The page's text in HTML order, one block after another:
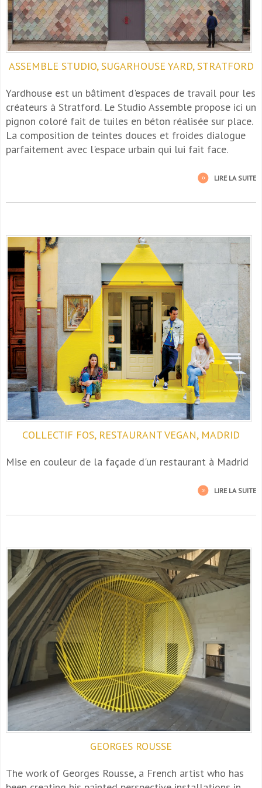
ASSEMBLE STUDIO, SUGARHOUSE YARD, STRATFORD
Yardhouse est un bâtiment d'espaces de travail pour les
créateurs à Stratford. Le Studio Assemble propose ici un
pignon coloré fait de tuiles en béton réalisée sur place.
La composition de teintes douces et froides dialogue
parfaitement avec l'espace urbain qui lui fait face.
LIRE LA SUITE
COLLECTIF FOS, RESTAURANT VEGAN, MADRID
Mise en couleur de la façade d'un restaurant à Madrid
LIRE LA SUITE
GEORGES ROUSSE
The work of Georges Rousse, a French artist who has